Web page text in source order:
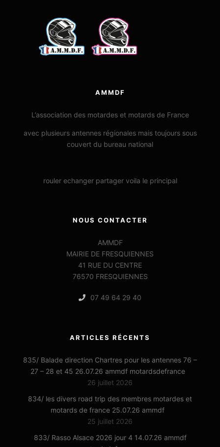
AMMDF
L’association des motardes et motards de France
avec plusieurs antennes régionales mais toujours sous
couvert du bureau national
rouler echanger partager voila le principal
NOUS CONTACTER
AMMDF
MAIRIE DE FRESQUIENNES
41 RUE DU CENTRE
76570 FRESQUIENNES
07 49 64 29 40
ARTICLES RÉCENTS
835/ Balade direction Chartres pour les antennes 76 –
27 – 28 et 45 26.07.26 ammdf motardsdefrance
26 juillet 2026
834/ les divers road trip des membres motardes et
motards de france 25.07.26 ammdf
25 juillet 2026
833/ Rasso Alsace 2026 jour 4 14.07.26 ammdf